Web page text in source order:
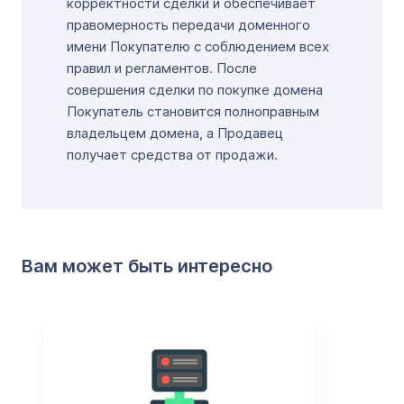
правомерность передачи доменного
имени Покупателю с соблюдением всех
правил и регламентов. После
совершения сделки по покупке домена
Покупатель становится полноправным
владельцем домена, а Продавец
получает средства от продажи.
Вам может быть интересно